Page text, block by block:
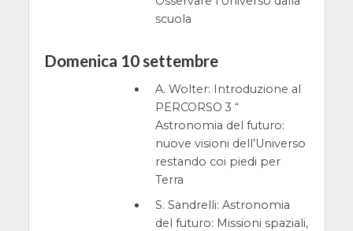
scuola
Domenica 10 settembre
A. Wolter: Introduzione al
PERCORSO 3 “
Astronomia del futuro:
nuove visioni dell’Universo
restando coi piedi per
Terra
S. Sandrelli: Astronomia
del futuro: Missioni spaziali,